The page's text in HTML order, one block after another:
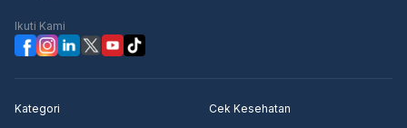
Ikuti Kami
Kategori
Cek Kesehatan